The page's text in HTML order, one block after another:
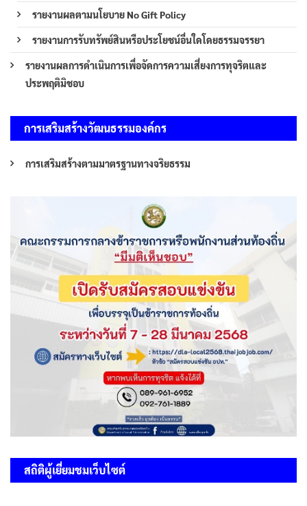
รายงานผลตามนโยบาย No Gift Policy
รายงานการรับทรัพย์สินหรือประโยชน์อื่นใดโดยธรรมจรรยา
รายงานผลการดำเนินการเพื่อจัดการความเสี่ยงการทุจริตและ
ประพฤติมิชอบ
การเสริมสร้างวัฒนธรรมองค์กร
การเสริมสร้างตามมาตรฐานทางจริยธรรม
สถิติผู้เยี่ยมชมเว็บไซต์